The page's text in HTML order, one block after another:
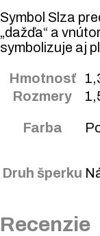
Symbol Slza
„dažďa“ a
symbolizuje aj
Hmotnosť
Rozmery
Farba
Druh šperku
Recenzie